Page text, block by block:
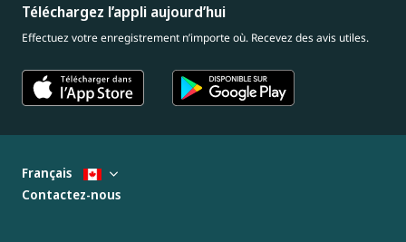
Téléchargez l’appli aujourd’hui
Effectuez votre enregistrement n’importe où. Recevez des avis utiles.
Français
Contactez-nous